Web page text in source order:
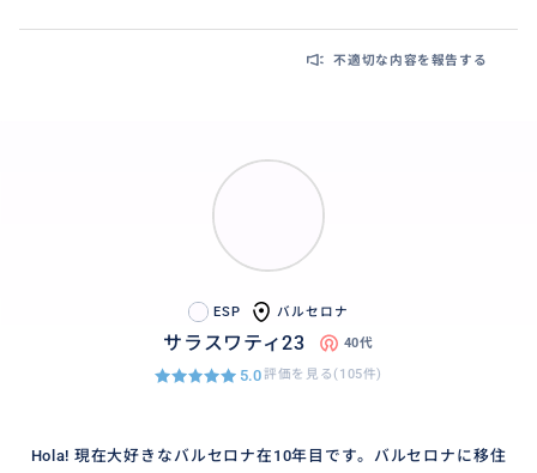
不適切な内容を報告する
ESP バルセロナ
サラスワティ23 40代
5.0評価を見る(105件)
Hola! 現在大好きなバルセロナ在10年目です。バルセロナに移住